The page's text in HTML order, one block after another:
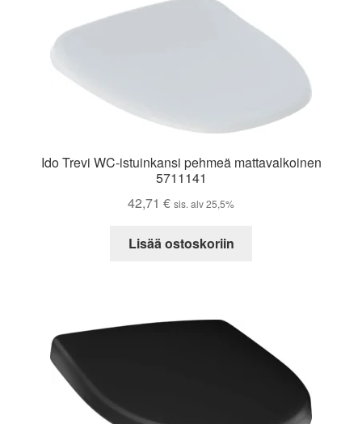
Ido Trevi WC-istuinkansi pehmeä mattavalkoinen
5711141
42,71 € sis. alv 25,5%
Lisää ostoskoriin